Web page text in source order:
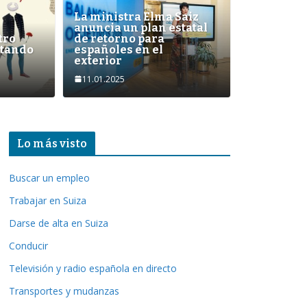
en coche? La DGT aclara si
la baliza V16
La ministra Elma Saiz
anuncia un plan estatal
de retorno para
españoles en el
exterior
11.01.2025
Lo más visto
Buscar un empleo
Trabajar en Suiza
Darse de alta en Suiza
Conducir
Televisión y radio española en directo
Transportes y mudanzas